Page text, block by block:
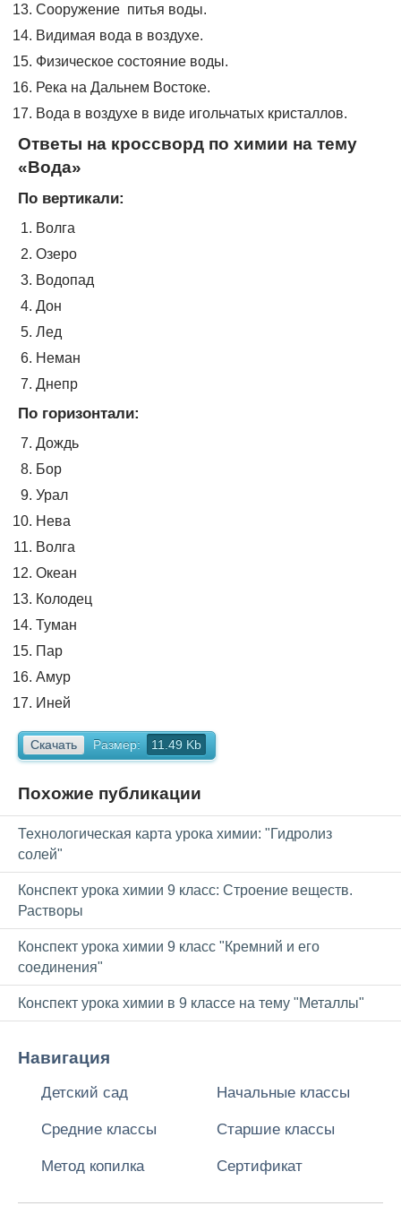
Сооружение питья воды.
Видимая вода в воздухе.
Физическое состояние воды.
Река на Дальнем Востоке.
Вода в воздухе в виде игольчатых кристаллов.
Ответы на кроссворд по химии на тему
«Вода»
По вертикали:
Волга
Озеро
Водопад
Дон
Лед
Неман
Днепр
По горизонтали:
Дождь
Бор
Урал
Нева
Волга
Океан
Колодец
Туман
Пар
Амур
Иней
Скачать Размер: 11.49 Kb
Похожие публикации
Технологическая карта урока химии: "Гидролиз
солей"
Конспект урока химии 9 класс: Строение веществ.
Растворы
Конспект урока химии 9 класс "Кремний и его
соединения"
Конспект урока химии в 9 классе на тему "Металлы"
Навигация
Детский сад Начальные классы
Средние классы Старшие классы
Метод копилка Сертификат